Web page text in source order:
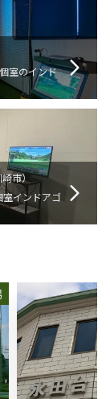
室のインド
崎市）
インドアゴ